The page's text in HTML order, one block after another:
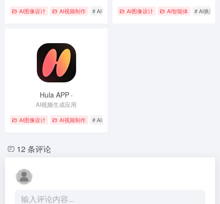
AI图像设计 AI视频制作 # AI视频生成 # 智能抠图 # 视频编辑
AI图像设计 AI智能体 # AI换脸
Hula APP-
AI视频生成应用
AI图像设计 AI视频制作 # AI换装
12 条评论